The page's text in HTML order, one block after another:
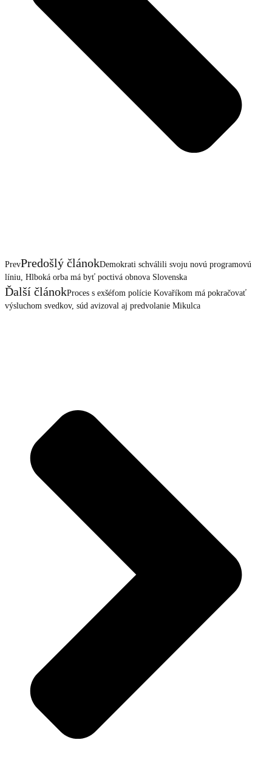
PrevPredošlý článokDemokrati schválili svoju novú programovú
líniu, Hlboká orba má byť poctivá obnova Slovenska
Ďalší článokProces s exšéfom polície Kovaříkom má pokračovať
výsluchom svedkov, súd avizoval aj predvolanie Mikulca